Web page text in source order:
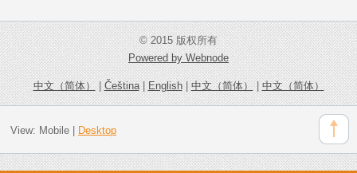
© 2015 版权所有
Powered by Webnode
中文（简体）|Čeština|English|中文（简体）|中文（简体）
View: Mobile| Desktop